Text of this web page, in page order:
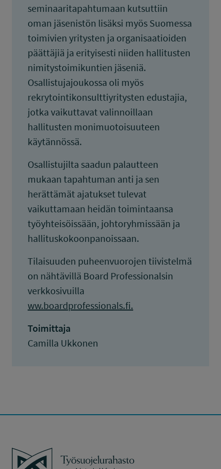
seminaaritapahtumaan kutsuttiin
oman jäsenistön lisäksi myös Suomessa
toimivien yritysten ja organisaatioiden
päättäjiä ja erityisesti niiden hallitusten
nimitystoimikuntien jäseniä.
Osallistujajoukossa oli myös
rekrytointikonsulttiyritysten edustajia,
jotka vaikuttavat valinnoillaan
hallitusten monimuotoisuuteen
käytännössä.
Osallistujilta saadun palautteen
mukaan tapahtuman anti ja sen
herättämät ajatukset tulevat
vaikuttamaan heidän toimintaansa
työyhteisöissään, johtoryhmissään ja
hallituskokoonpanoissaan.
Tilaisuuden puheenvuorojen tiivistelmä
on nähtävillä Board Professionalsin
verkkosivuilla
ww.boardprofessionals.fi.
Toimittaja
Camilla Ukkonen
Työsuojelurahasto